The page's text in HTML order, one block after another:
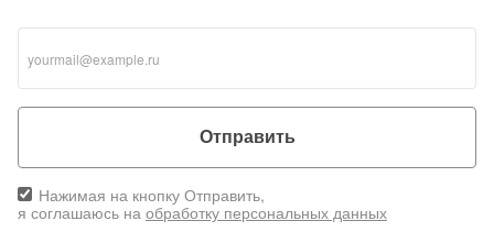
Отправить
Нажимая на кнопку Отправить,
я соглашаюсь на обработку персональных данных